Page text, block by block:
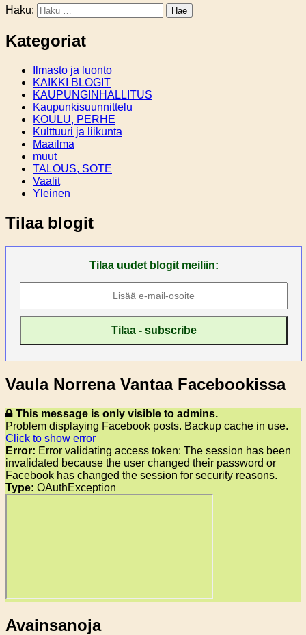
Haku:
Kategoriat
Ilmasto ja luonto
KAIKKI BLOGIT
KAUPUNGINHALLITUS
Kaupunkisuunnittelu
KOULU, PERHE
Kulttuuri ja liikunta
Maailma
muut
TALOUS, SOTE
Vaalit
Yleinen
Tilaa blogit
Tilaa uudet blogit meiliin:
Vaula Norrena Vantaa Facebookissa
This message is only visible to admins.
Problem displaying Facebook posts. Backup cache in use.
Click to show error
Error: Error validating access token: The session has been
invalidated because the user changed their password or
Facebook has changed the session for security reasons.
Type: OAuthException
Avainsanoja